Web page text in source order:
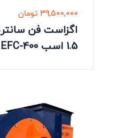
39,500,000تومان
اگزاست فن
1.5 اسب EFC-400